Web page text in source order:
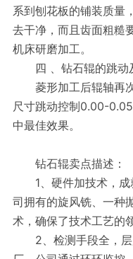
系到刨花板的铺装质量
去干净，而且齿面粗糙
机床研磨加工。
四 、钻石辊的跳动
菱形加工后辊轴再次
尺寸跳动控制0.00-
中最佳效果。
钻石辊卖点描述：
1、硬件加技术，成
司拥有的旋风铣、一种
术，确保了技术工艺的
2、检测手段全，层